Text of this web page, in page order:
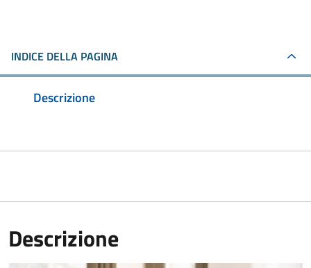
INDICE DELLA PAGINA
Descrizione
Descrizione